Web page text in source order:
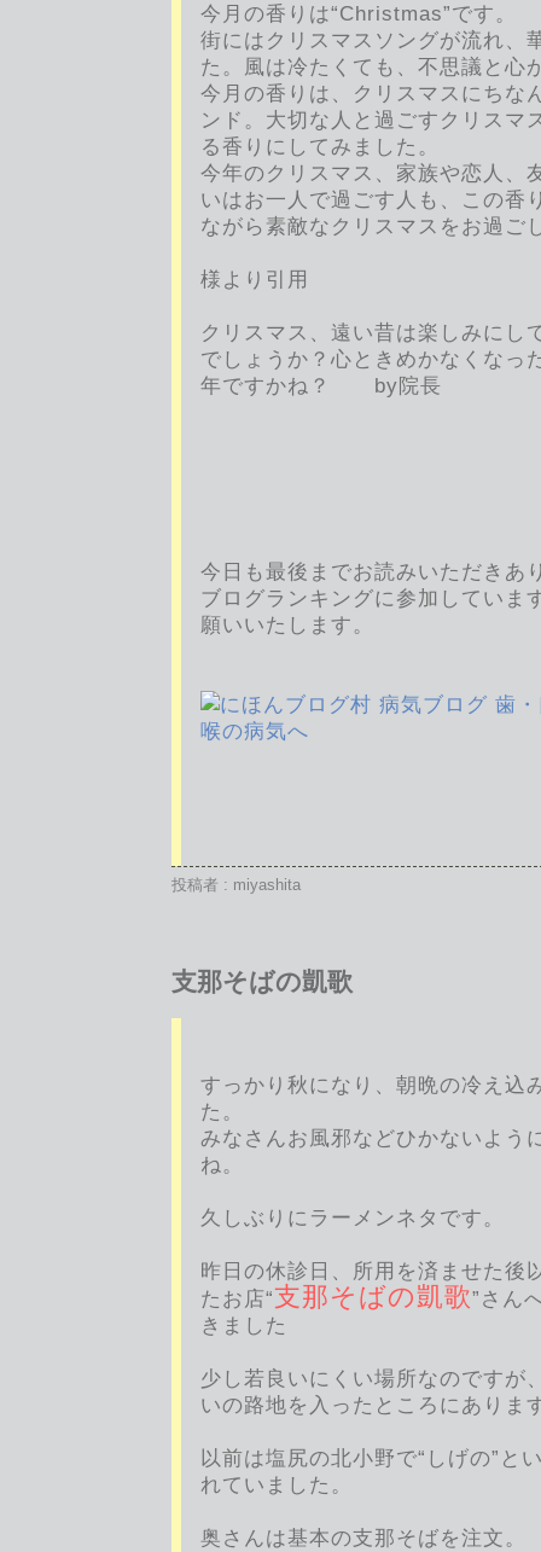
今月の香りは“Christmas”です。
街にはクリスマスソングが流れ、
た。風は冷たくても、不思議と心
今月の香りは、クリスマスにちな
ンド。大切な人と過ごすクリスマ
る香りにしてみました。
今年のクリスマス、家族や恋人、
いはお一人で過ごす人も、この香
ながら素敵なクリスマスをお過ご
様より引用
クリスマス、遠い昔は楽しみにし
でしょうか？心ときめかなくなっ
年ですかね？ by院長
今日も最後までお読みいただきあ
ブログランキングに参加していま
願いいたします。
投稿者 : miyashita
支那そばの凱歌
すっかり秋になり、朝晩の冷え込
た。
みなさんお風邪などひかないよう
ね。
久しぶりにラーメンネタです。
昨日の休診日、所用を済ませた後
たお店“支那そばの凱歌”さん
きました
少し若良いにくい場所なのですが
いの路地を入ったところにありま
以前は塩尻の北小野で“しげの”と
れていました。
奥さんは基本の支那そばを注文。